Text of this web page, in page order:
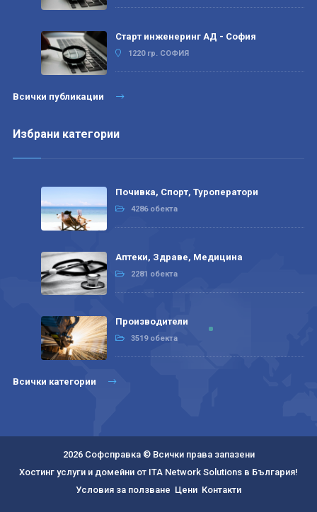
Старт инженеринг АД - София
1220 гр. СОФИЯ
Всички публикации
Избрани категории
Почивка, Спорт, Туроператори
4286 обекта
Аптеки, Здраве, Медицина
2281 обекта
Производители
3519 обекта
Всички категории
2026 Софсправка © Всички права запазени
Хостинг услуги и домейни от ITA Network Solutions в България!
Условия за ползване Цени Контакти